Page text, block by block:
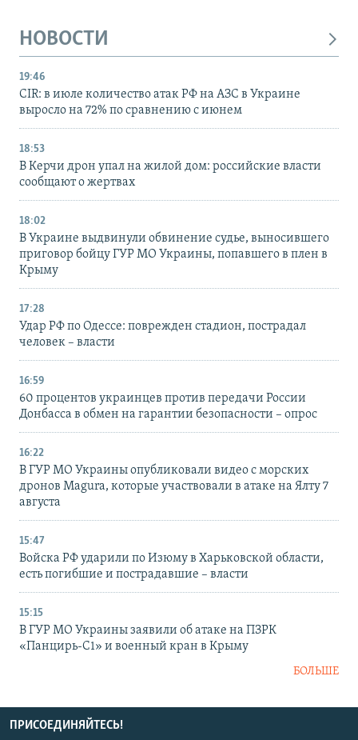
НОВОСТИ
19:46
CIR: в июле количество атак РФ на АЗС в Украине
выросло на 72% по сравнению с июнем
18:53
В Керчи дрон упал на жилой дом: российские власти
сообщают о жертвах
18:02
В Украине выдвинули обвинение судье, выносившего
приговор бойцу ГУР МО Украины, попавшего в плен в
Крыму
17:28
Удар РФ по Одессе: поврежден стадион, пострадал
человек – власти
16:59
60 процентов украинцев против передачи России
Донбасса в обмен на гарантии безопасности – опрос
16:22
В ГУР МО Украины опубликовали видео с морских
дронов Magura, которые участвовали в атаке на Ялту 7
августа
15:47
Войска РФ ударили по Изюму в Харьковской области,
есть погибшие и пострадавшие – власти
15:15
В ГУР МО Украины заявили об атаке на ПЗРК
«Панцирь-С1» и военный кран в Крыму
БОЛЬШЕ
ПРИСОЕДИНЯЙТЕСЬ!